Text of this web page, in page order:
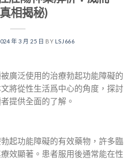
相揭秘)
年 3 月 25 日 BY LSJ666
廣泛使用的治療勃起功能障礙的
將從性生活爲中心的角度，探討
提供全面的了解。
起功能障礙的有效藥物，許多臨
效顯著。患者服用後通常能在性